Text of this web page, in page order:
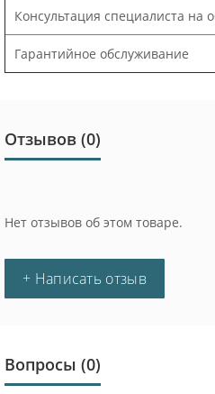
Консультация специалиста на
Гарантийное обслуживание
Отзывов (0)
Нет отзывов об этом товаре.
+ Написать отзыв
Вопросы (0)